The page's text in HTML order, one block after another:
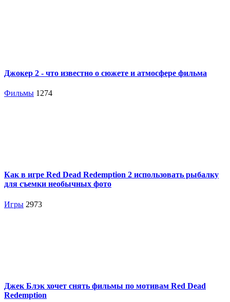
Джокер 2 - что известно о сюжете и атмосфере фильма
Фильмы 1274
Как в игре Red Dead Redemption 2 использовать рыбалку
для съемки необычных фото
Игры 2973
Джек Блэк хочет снять фильмы по мотивам Red Dead
Redemption